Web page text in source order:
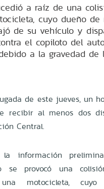
a raíz de una
cuyo dueño de
de su vehículo y
el copiloto del
a la gravedad de
de este jueves, un
recibir al menos dos
Central.
información
se provocó una
motocicleta,